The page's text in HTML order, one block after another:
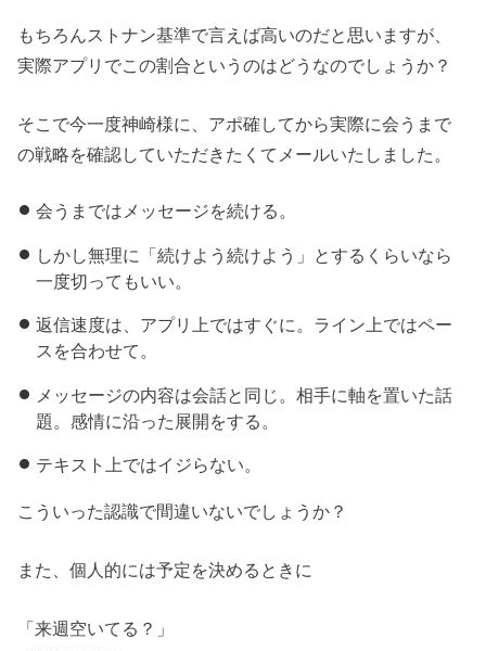
もちろんストナン基準で言えば高いのだと思いますが、
実際アプリでこの割合というのはどうなのでしょうか？
そこで今一度神崎様に、アポ確してから実際に会うまで
の戦略を確認していただきたくてメールいたしました。
会うまではメッセージを続ける。
しかし無理に「続けよう続けよう」とするくらいなら
一度切ってもいい。
返信速度は、アプリ上ではすぐに。ライン上ではペー
スを合わせて。
メッセージの内容は会話と同じ。相手に軸を置いた話
題。感情に沿った展開をする。
テキスト上ではイジらない。
こういった認識で間違いないでしょうか？
また、個人的には予定を決めるときに
「来週空いてる？」